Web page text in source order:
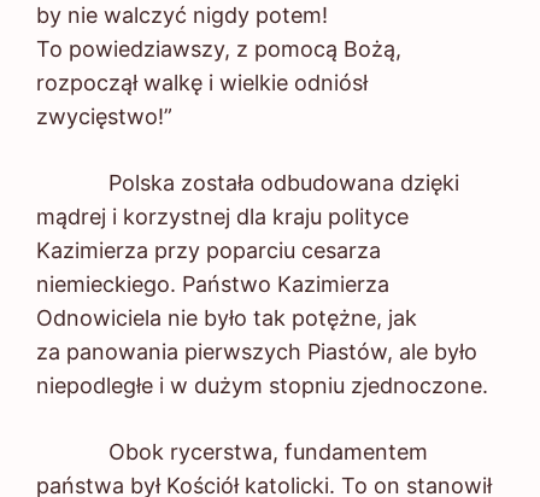
by nie walczyć nigdy potem!
To powiedziawszy, z pomocą Bożą,
rozpoczął walkę i wielkie odniósł
zwycięstwo!”
Polska została odbudowana dzięki
mądrej i korzystnej dla kraju polityce
Kazimierza przy poparciu cesarza
niemieckiego. Państwo Kazimierza
Odnowiciela nie było tak potężne, jak
za panowania pierwszych Piastów, ale było
niepodległe i w dużym stopniu zjednoczone.
Obok rycerstwa, fundamentem
państwa był Kościół katolicki. To on stanowił